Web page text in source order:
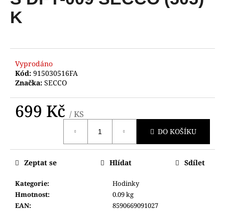
0,0
K
Vyprodáno
Kód: 915030516FA
Značka: SECCO
699 Kč / KS
DO KOŠÍKU
Kategorie:
Hodinky
Hmotnost:
0.09 kg
EAN: 8590669091027
Zeptat se Hlídat Sdílet
a
j
t
?
HLEDAT
D
p
o